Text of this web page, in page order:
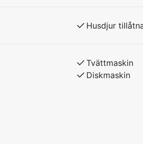
medtages eller hyres av
överenskommelse med
Husdjur
Tvättmaskin
Diskmaskin